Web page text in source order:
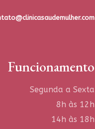
Funcionamento
Segunda a Sexta
8h às 12h
14h às 18h